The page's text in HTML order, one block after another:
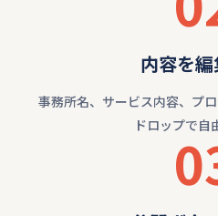
内容を
事務所名、サービス内容、プ
ドロップで自